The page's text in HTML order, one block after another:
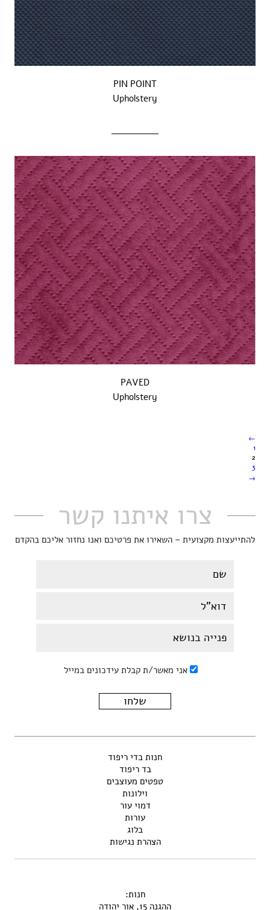
PIN POINT
Upholstery
PAVED
Upholstery
←
1
2
3
→
צרו איתנו קשר
להתייעצות מקצועית – השאירו את פרטיכם ואנו נחזור אליכם בהקדם
אני מאשר/ת קבלת עידכונים במייל
חנות בדי ריפוד
בד ריפוד
טפטים מעוצבים
וילונות
דמוי עור
עורות
בלוג
הצהרת נגישות
חנות:
ההגנה 15, אור יהודה